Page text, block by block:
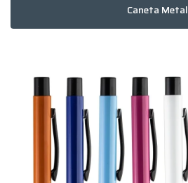
Caneta Metal